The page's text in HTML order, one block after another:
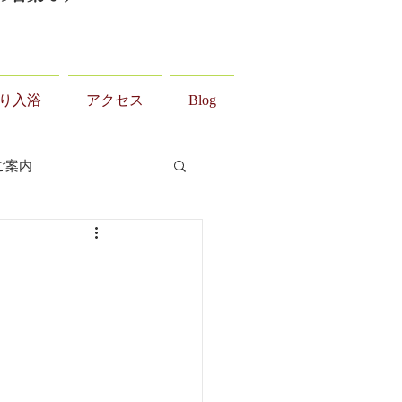
入浴 アクセス Blog
案内